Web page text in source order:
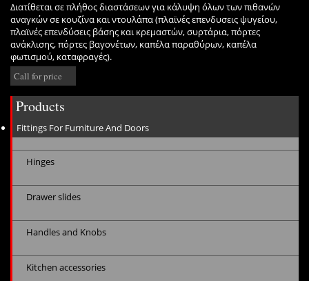
Διατίθεται σε πλήθος διαστάσεων για κάλυψη όλων των πιθανών
αναγκών σε κουζίνα και ντουλάπα (πλαϊνές επενδυσεις ψυγείου,
πλαϊνές επενδύσεις βάσης και κρεμαστών, συρτάρια, πόρτες
ανάκλισης, πόρτες βαγονέτων, καπέλα παραθύρων, καπέλα
φωτισμού, καταφραγές).
Call for price
Products
Fittings For Furniture And Doors
Hinges
Drawer slides
Handles and Knobs
Kitchen accessories